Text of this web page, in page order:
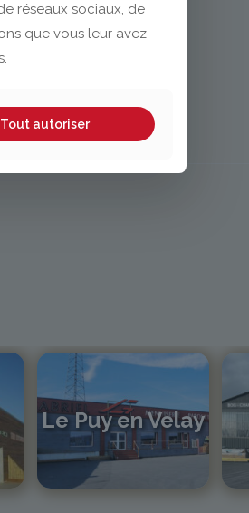
Le Puy en Velay
04 71 01 13 30
lepuy@gabriel-sa.fr
réseaux sociaux, de
que vous leur avez
Tout autoriser